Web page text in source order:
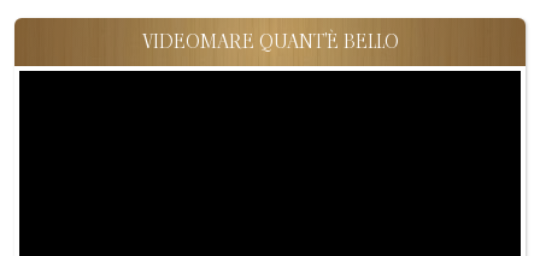
VIDEOMARE QUANT'È BELLO